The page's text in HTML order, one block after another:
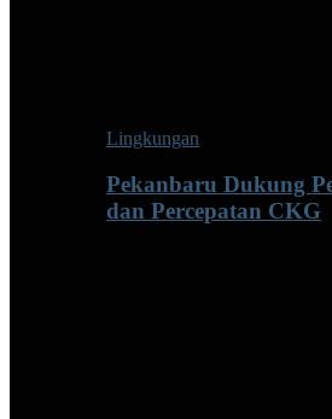
Lingkungan
Pekanbaru Dukung
dan Percepatan CKG